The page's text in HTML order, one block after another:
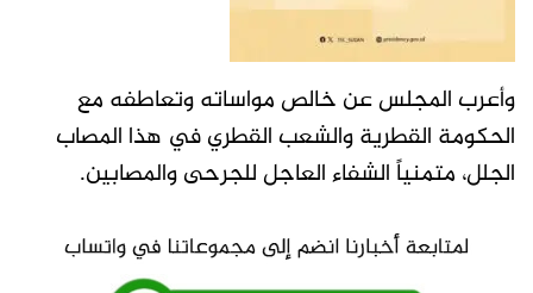
وأعرب المجلس عن خالص مواساته وتعاطفه مع
الحكومة القطرية والشعب القطري في هذا المصاب
الجلل، متمنياً الشفاء العاجل للجرحى والمصابين.